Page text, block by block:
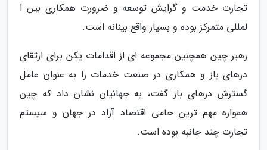
تجارت خدمت و گرایش توسعه و ضرورت همکاری بین ا
لمللی متمرکز بوده و بسیار واقع بینانه است.
رهبر چین همچنین مجموعه ای از اقدامات پکن برای ارتقای
درهای باز و همکاری در صنعت خدمات را به عنوان عامل
گسترش درهای باز گفت، به جهانیان نشان داد که چین
همواره مهم ترین حامی اقتصاد آزاد در جهان و سیستم
تجارت چند جانبه بوده است.